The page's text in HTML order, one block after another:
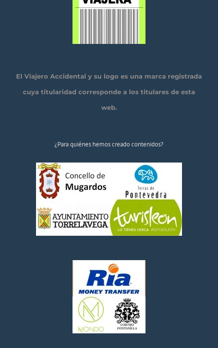
El Viajero Accidental y su logo es una marca registrada
cuya titularidad corresponde a los titulares de esta
web.
¿Para quiénes hemos creado contenidos?